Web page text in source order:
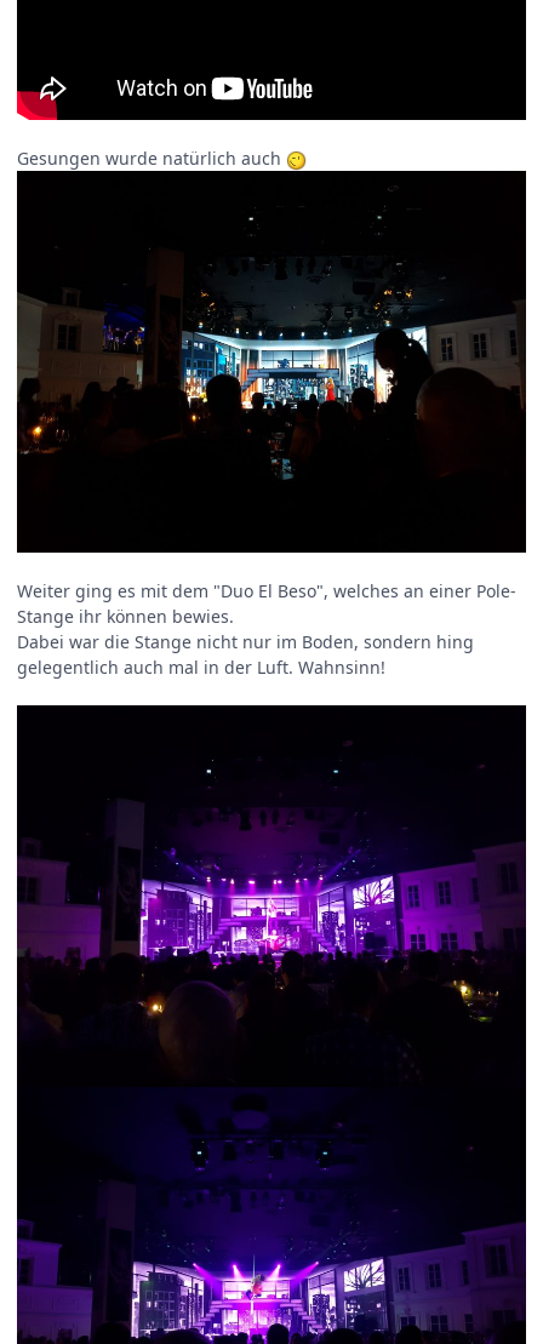
Gesungen wurde natürlich auch
Weiter ging es mit dem "Duo El Beso", welches an einer Pole-
Stange ihr können bewies.
Dabei war die Stange nicht nur im Boden, sondern hing
gelegentlich auch mal in der Luft. Wahnsinn!